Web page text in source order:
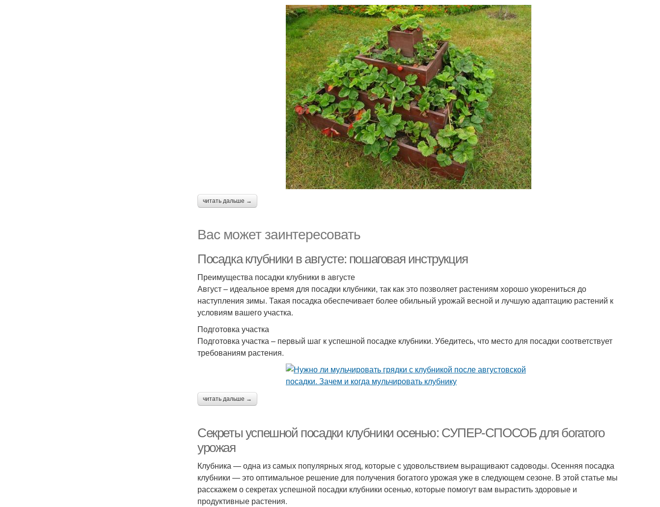
читать дальше →
Вас может заинтересовать
Посадка клубники в августе: пошаговая инструкция
Преимущества посадки клубники в августе
Август – идеальное время для посадки клубники, так как это позволяет растениям хорошо укорениться до
наступления зимы. Такая посадка обеспечивает более обильный урожай весной и лучшую адаптацию растений к
условиям вашего участка.
Подготовка участка
Подготовка участка – первый шаг к успешной посадке клубники. Убедитесь, что место для посадки соответствует
требованиям растения.
читать дальше →
Секреты успешной посадки клубники осенью: СУПЕР-СПОСОБ для богатого
урожая
Клубника — одна из самых популярных ягод, которые с удовольствием выращивают садоводы. Осенняя посадка
клубники — это оптимальное решение для получения богатого урожая уже в следующем сезоне. В этой статье мы
расскажем о секретах успешной посадки клубники осенью, которые помогут вам вырастить здоровые и
продуктивные растения.